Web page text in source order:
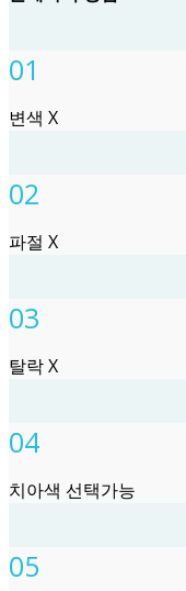
01
변색 X
02
파절 X
03
탈락 X
04
치아색 선택가능
05